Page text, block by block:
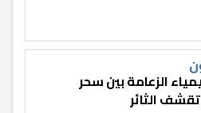
الزعامة بين سحر
الثائر